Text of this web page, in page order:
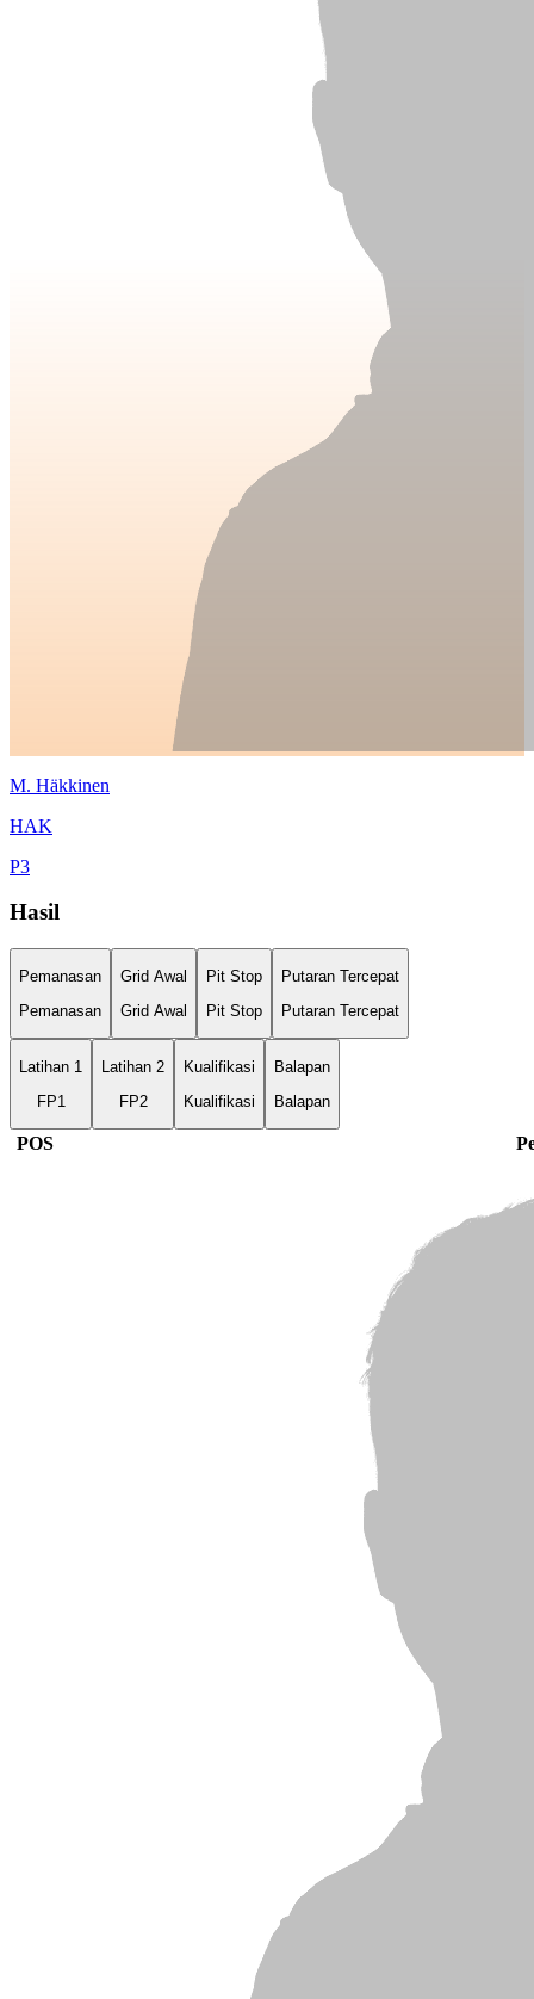
M. Häkkinen
HAK
P3
Hasil
Pemanasan
Pemanasan
Grid Awal
Grid Awal
Pit Stop
Pit Stop
Putaran Tercepat
Putaran Tercepat
Latihan 1
FP1
Latihan 2
FP2
Kualifikasi
Kualifikasi
Balapan
Balapan
POS